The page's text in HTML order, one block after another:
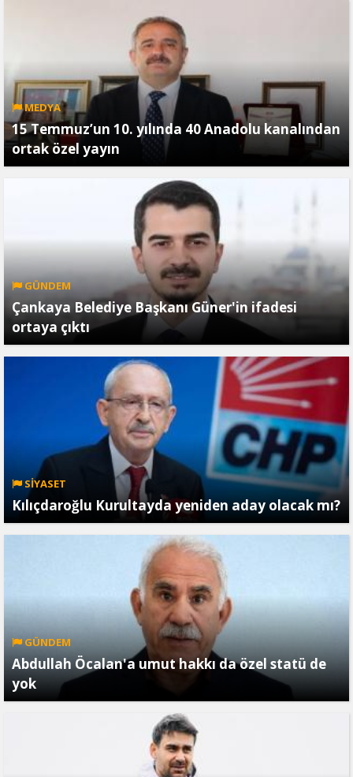
MEDYA
15 Temmuz’un 10. yılında 40 Anadolu kanalından
ortak özel yayın
GÜNDEM
Çankaya Belediye Başkanı Güner'in ifadesi
ortaya çıktı
SİYASET
Kılıçdaroğlu Kurultayda yeniden aday olacak mı?
GÜNDEM
Abdullah Öcalan'a umut hakkı da özel statü de
yok